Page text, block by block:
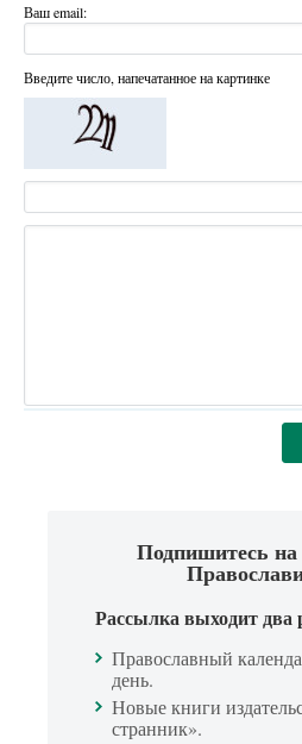
Ваш email:
Введите число, напечатанное на картинке
Подпишитесь
Рассылка выходит два
Православный
день.
Новые книги
странник».